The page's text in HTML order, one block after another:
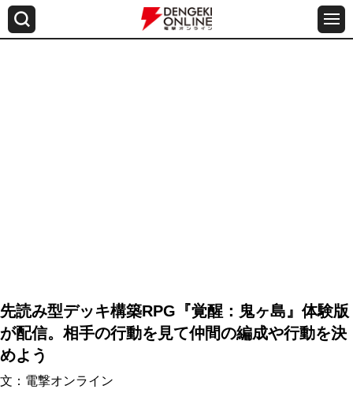
先読み型デッキ構築RPG『覚醒：鬼ヶ島』体験版
が配信。相手の行動を見て仲間の編成や行動を決
めよう
文： 電撃オンライン